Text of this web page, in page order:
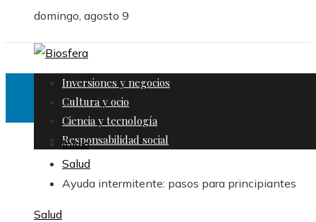
domingo, agosto 9
Inversiones y negocios
Cultura y ocio
Ciencia y tecnología
Responsabilidad social
Inicio
Salud
Ayuda intermitente: pasos para principiantes
Salud